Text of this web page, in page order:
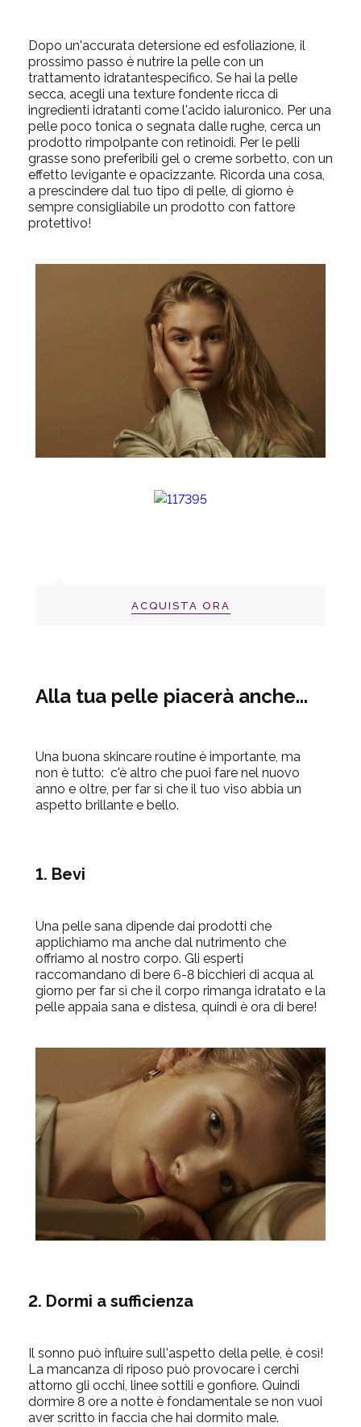
Dopo un'accurata detersione ed esfoliazione, il
prossimo passo è nutrire la pelle con un
trattamento idratantespecifico. Se hai la pelle
secca, acegli una texture fondente ricca di
ingredienti idratanti come l'acido ialuronico. Per una
pelle poco tonica o segnata dalle rughe, cerca un
prodotto rimpolpante con retinoidi. Per le pelli
grasse sono preferibili gel o creme sorbetto, con un
effetto levigante e opacizzante. Ricorda una cosa,
a prescindere dal tuo tipo di pelle, di giorno è
sempre consigliabile un prodotto con fattore
protettivo!
ACQUISTA ORA
Alla tua pelle piacerà anche...
Una buona skincare routine è importante, ma
non è tutto: c'è altro che puoi fare nel nuovo
anno e oltre, per far sì che il tuo viso abbia un
aspetto brillante e bello.
1. Bevi
Una pelle sana dipende dai prodotti che
applichiamo ma anche dal nutrimento che
offriamo al nostro corpo. Gli esperti
raccomandano di bere 6-8 bicchieri di acqua al
giorno per far sì che il corpo rimanga idratato e la
pelle appaia sana e distesa, quindi è ora di bere!
2. Dormi a sufficienza
Il sonno può influire sull'aspetto della pelle, è così!
La mancanza di riposo può provocare i cerchi
attorno gli occhi, linee sottili e gonfiore. Quindi
dormire 8 ore a notte è fondamentale se non vuoi
aver scritto in faccia che hai dormito male.